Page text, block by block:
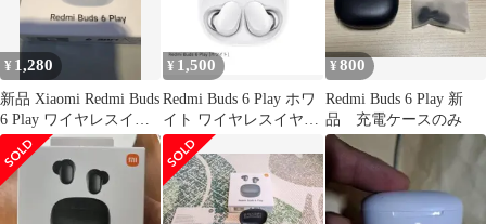
速充電 USB Type-C ブ
ラック
¥ 1,280
新品 Xiaomi Redmi Buds
6 Play ワイヤレスイヤ
ホン
¥ 1,500
Redmi Buds 6 Play ホワ
イト ワイヤレスイヤホ
ン新品
¥800
Redmi Buds 6 Play 新
品 充電ケースのみ